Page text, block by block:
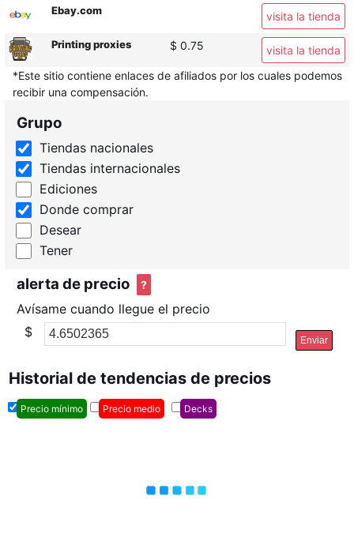
Ebay.com visita la tienda
Printing proxies $ 0.75
visita la tienda
*Este sitio contiene enlaces de afiliados por los cuales podemos
recibir una compensación.
Grupo
Tiendas nacionales
Tiendas internacionales
Ediciones
Donde comprar
Desear
Tener
alerta de precio ?
Avísame cuando llegue el precio
$
Enviar
Historial de tendencias de precios
Precio mínimo Precio medio Decks